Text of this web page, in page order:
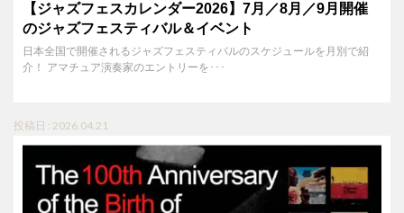
【ジャズフェスカレンダー2026】7月／8月／9月開催
のジャズフェスティバル＆イベント
日本全国で開催されるジャズフェスティバルのスケジュールを月別で紹
介！ アマチュア演奏家のエントリーを･･･
投稿日 : 2026.04.21